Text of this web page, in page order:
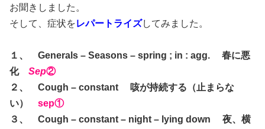
お聞きしました。
そして、症状をレパートライズしてみました。
１、 Generals – Seasons – spring ; in : agg. 春に悪
化
Sep②
２、 Cough – constant 咳が持続する（止まらな
い） sep①
３、 Cough – constant – night – lying down 夜、横